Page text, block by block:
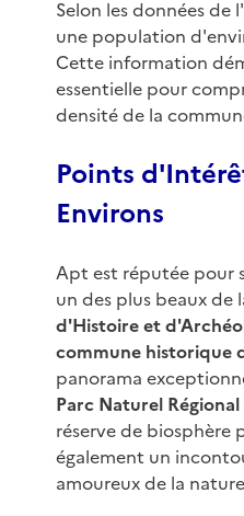
Selon les données de
une population
Cette information
essentielle pour
densité de la
Points
Environs
Apt est réputée pour
un des plus beaux de
d'Histoire et
commune historique
panorama
Parc Naturel
réserve de biosphère
également un
amoureux de la